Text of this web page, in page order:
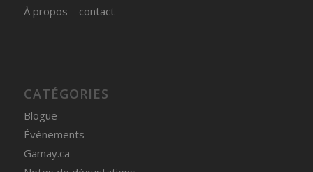
À propos – contact
CATÉGORIES
Blogue
Événements
Gamay.ca